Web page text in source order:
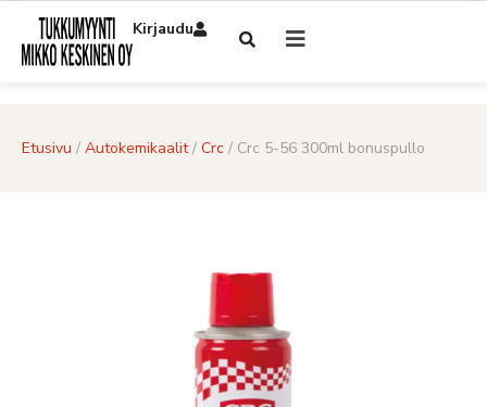
Kirjaudu
Etusivu / Autokemikaalit/ Crc / Crc 5-56 300ml bonuspullo